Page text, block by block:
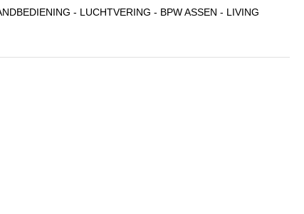
- LUCHTVERING - BPW ASSEN - LIVING